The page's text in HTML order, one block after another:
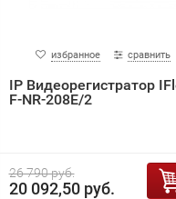
избранное сравнить
IP Видеорегистратор
F-NR-208E/2
26 790 руб.
20 092,50 руб.